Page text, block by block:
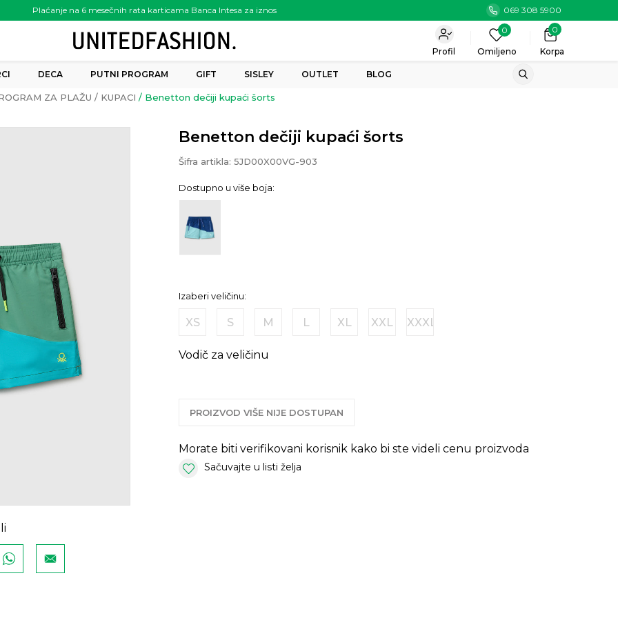
Plaćanje na 6 mesečnih rata karticama Banca Intesa za iznos
preko 6.000.00 rsd
069 308 5900
Korpa
0
0
Omiljeno
Profil
DECA PUTNI PROGRAM GIFT SISLEY OUTLET BLOG
ZA PLAŽU KUPACI Benetton dečiji kupaći šorts
Benetton dečiji kupaći šorts
Šifra artikla: 5JD00X00VG-903
Dostupno u više boja:
Izaberi veličinu:
XS S M L XL XXL XXXL
Vodič za veličinu
PROIZVOD VIŠE NIJE DOSTUPAN
Morate biti verifikovani korisnik kako bi ste videli cenu proizvoda
Sačuvajte u listi želja